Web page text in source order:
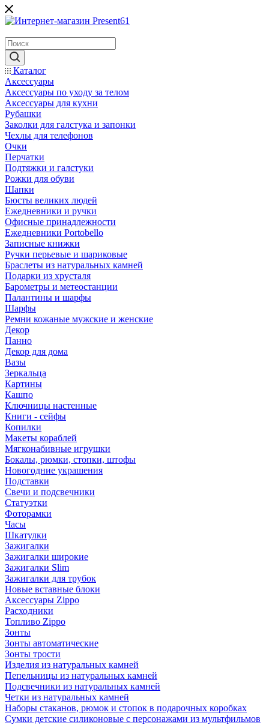
Каталог
Аксессуары
Аксессуары по уходу за телом
Аксессуары для кухни
Рубашки
Заколки для галстука и запонки
Чехлы для телефонов
Очки
Перчатки
Подтяжки и галстуки
Рожки для обуви
Шапки
Бюсты великих людей
Ежедневники и ручки
Офисные принадлежности
Ежедневники Portobello
Записные книжки
Ручки перьевые и шариковые
Браслеты из натуральных камней
Подарки из хрусталя
Барометры и метеостанции
Палантины и шарфы
Шарфы
Ремни кожаные мужские и женские
Декор
Панно
Декор для дома
Вазы
Зеркальца
Картины
Кашпо
Ключницы настенные
Книги - сейфы
Копилки
Макеты кораблей
Мягконабивные игрушки
Бокалы, рюмки, стопки, штофы
Новогодние украшения
Подставки
Свечи и подсвечники
Статуэтки
Фоторамки
Часы
Шкатулки
Зажигалки
Зажигалки широкие
Зажигалки Slim
Зажигалки для трубок
Новые вставные блоки
Аксессуары Zippo
Расходники
Топливо Zippo
Зонты
Зонты автоматические
Зонты трости
Изделия из натуральных камней
Пепельницы из натуральных камней
Подсвечники из натуральных камней
Четки из натуральных камней
Наборы стаканов, рюмок и стопок в подарочных коробках
Сумки детские силиконовые с персонажами из мультфильмов